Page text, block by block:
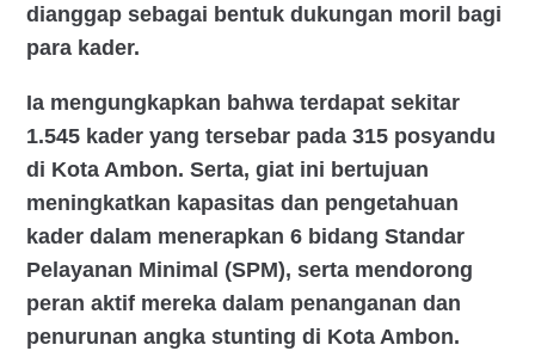
dianggap sebagai bentuk dukungan moril bagi
para kader.
Ia mengungkapkan bahwa terdapat sekitar
1.545 kader yang tersebar pada 315 posyandu
di Kota Ambon. Serta, giat ini bertujuan
meningkatkan kapasitas dan pengetahuan
kader dalam menerapkan 6 bidang Standar
Pelayanan Minimal (SPM), serta mendorong
peran aktif mereka dalam penanganan dan
penurunan angka stunting di Kota Ambon.